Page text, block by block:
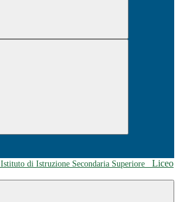
Istituto di Istruzione Secondaria Superiore
Liceo